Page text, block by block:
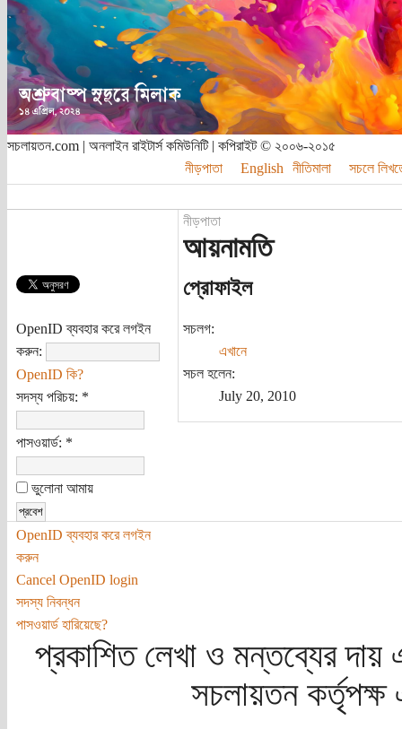
সচলায়তন.com | অনলাইন রাইটার্স কমিউনিটি | কপিরাইট © ২০০৬-২০১৫
নীড়পাতা
English নীতিমালা সচলে
OpenID ব্যবহার করে লগইন
করুন:
OpenID কি?
সদস্য পরিচয়: *
পাসওয়ার্ড: *
ভুলোনা আমায়
OpenID ব্যবহার করে লগইন
করুন
Cancel OpenID login
সদস্য নিবন্ধন
পাসওয়ার্ড হারিয়েছে?
নীড়পাতা
আয়নামতি
প্রোফাইল
সচলগ:
এখানে
সচল হলেন:
July 20, 2010
প্রকাশিত লেখা ও মন্তব্যের দায়
সচলায়তন